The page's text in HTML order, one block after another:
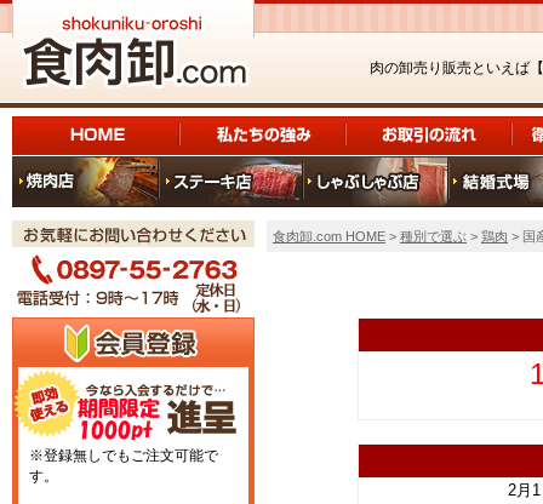
肉の卸売り販売といえば【
※登録無しでもご注文可能で
す。
食肉卸.com HOME > 種別で選ぶ > 鶏肉 > 国
2月